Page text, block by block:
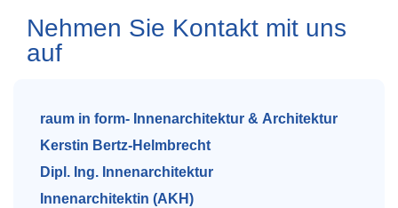
raum in form- Innenarchitektur & Architektur
Kerstin Bertz-Helmbrecht
Dipl. Ing. Innenarchitektur
Innenarchitektin (AKH)
Nehmen Sie Kontakt mit uns
auf